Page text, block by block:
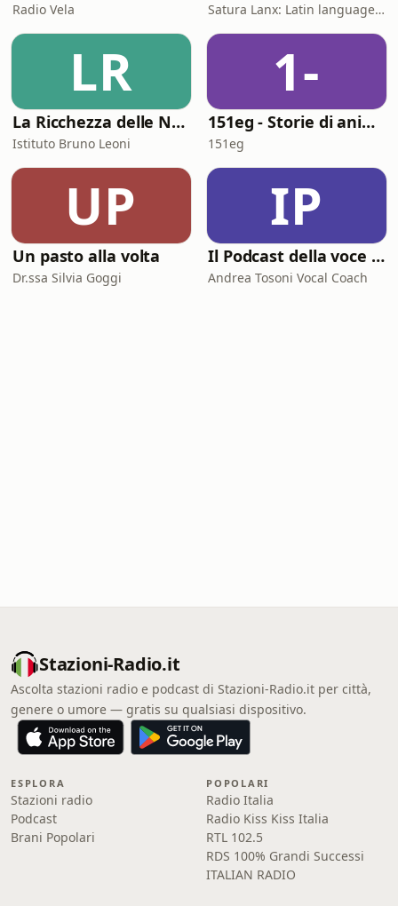
Radio Vela Satura Lanx: Latin language and literature for beginners.
LR
La Ricchezza delle Nazioni
Istituto Bruno Leoni
1-
151eg - Storie di animazione
151eg
UP
Un pasto alla volta
Dr.ssa Silvia Goggi
IP
Il Podcast della voce e del canto
Andrea Tosoni Vocal Coach
Stazioni-Radio.it
Ascolta stazioni radio e podcast di Stazioni-Radio.it per città,
genere o umore — gratis su qualsiasi dispositivo.
ESPLORA
Stazioni radio
Podcast
Brani Popolari
POPOLARI
Radio Italia
Radio Kiss Kiss Italia
RTL 102.5
RDS 100% Grandi Successi
ITALIAN RADIO